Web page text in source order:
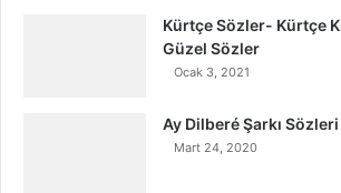
Kürtçe Sözler- Kürtçe
Güzel Sözler
Ocak 3, 2021
Ay Dilberé Şarkı
Mart 24, 2020